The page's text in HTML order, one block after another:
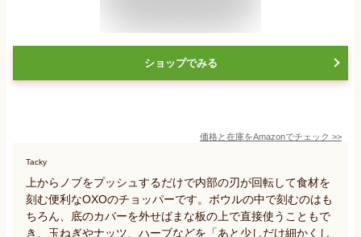
ショップでみる
価格と在庫をAmazonでチェック >>
Tacky
上からノブをプッシュするだけで内部の刃が回転して食材を
刻む便利なOXOのチョッパーです。ボウルの中で刻むのはも
ちろん、底のカバーを外せばまな板の上で直接使うこともで
き、玉ねぎやナッツ、ハーブなどを「あと少しだけ細かくし